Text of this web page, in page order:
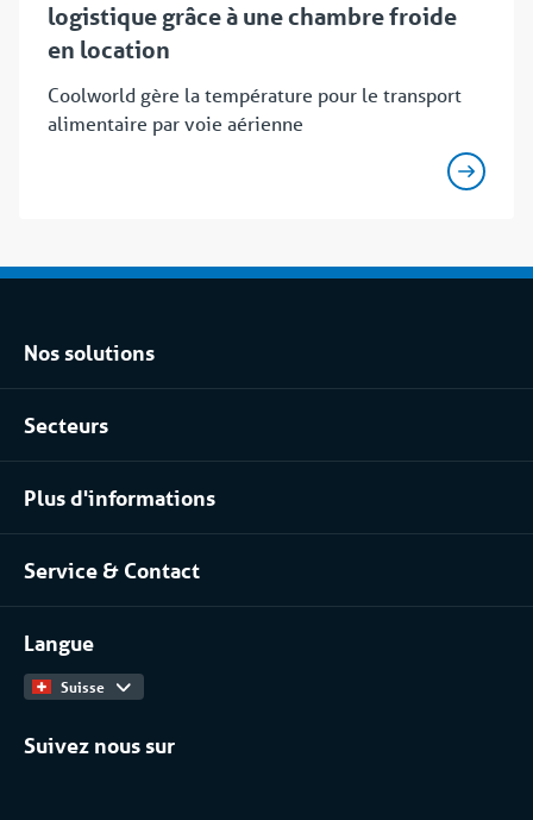
logistique grâce à une chambre froide
en location
Coolworld gère la température pour le transport
alimentaire par voie aérienne
Nos solutions
Location climatisation réversible
Location chambres positives et négatives
Location pour les process industriels
Secteurs
Agroalimentaire
Pharma
Industrie chimique
Installateurs / Maintenanciers
Plus d'informations
À propos de nous
Notre équipe
Travailler chez
Catalogue Produits
Service & Contact
Contact
Langue
Suisse
Suivez nous sur